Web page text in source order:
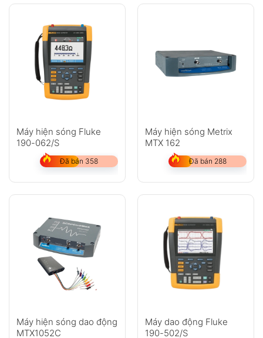
Hỏi đáp
Máy hiện sóng Fluke
190-062/S
Đã bán 358
Máy hiện sóng Metrix
MTX 162
Đã bán 288
Máy hiện sóng dao động
MTX1052C
Máy dao động Fluke
190-502/S